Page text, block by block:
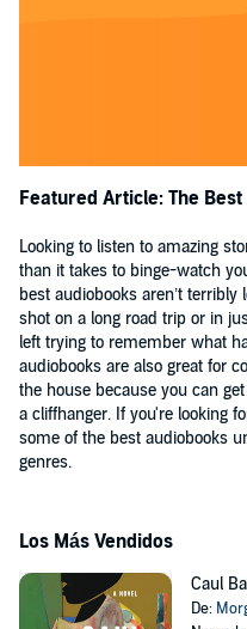
Featured Article: The
Looking to listen to amazing
than it takes to binge-watch
best audiobooks aren’t
shot on a long road trip or in
left trying to remember what
audiobooks are also great for
the house because you can
a cliffhanger. If you're looking
some of the best audiobooks
genres.
Los Más Vendidos
Caul
De: